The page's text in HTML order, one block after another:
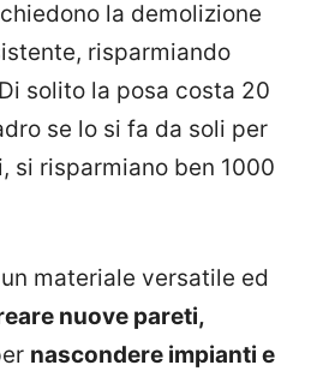
la demolizione
risparmiando
solito la posa costa 20
se lo si fa da soli per
si risparmiano ben 1000
materiale versatile ed
nuove pareti,
nascondere impianti e